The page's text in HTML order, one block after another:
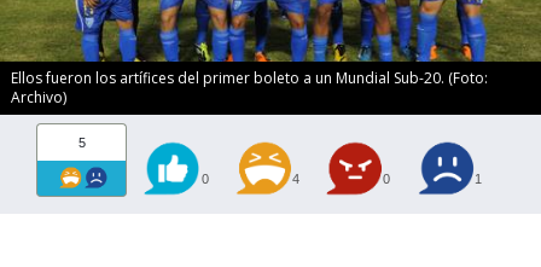
Ellos fueron los artífices del primer boleto a un Mundial Sub-20. (Foto:
Archivo)
5
0 4 0 1